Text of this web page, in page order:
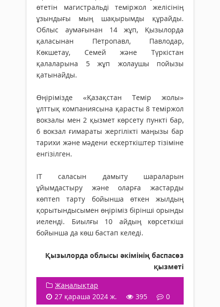
өтетін магистральді теміржол желісінің
ұзындығы мың шақырымды құрайды.
Облыс аумағынан 14 жұп, Қызылорда
қаласынан Петропавл, Павлодар,
Көкшетау, Семей және Түркістан
қалаларына 5 жұп жолаушы пойызы
қатынайды.
Өңірімізде «Қазақстан Темір жолы»
ұлттық компаниясына қарасты 8 теміржол
вокзалы мен 2 қызмет көрсету пункті бар,
6 вокзал ғимараты жергілікті маңызы бар
тарихи және мәдени ескерткіштер тізіміне
енгізілген.
ІТ саласын дамыту шараларын
ұйымдастыру және оларға жастарды
көптеп тарту бойынша өткен жылдың
қорытындысымен өңіріміз бірінші орынды
иеленді. Биылғы 10 айдың көрсеткіші
бойынша да көш бастап келеді.
Қызылорда облысы әкімінің баспасөз
қызметі
Жаңалықтар
27 қараша 2024 ж.
395 0